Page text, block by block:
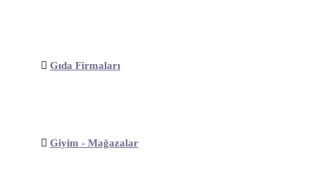
Gıda Firmaları
Giyim - Mağazalar